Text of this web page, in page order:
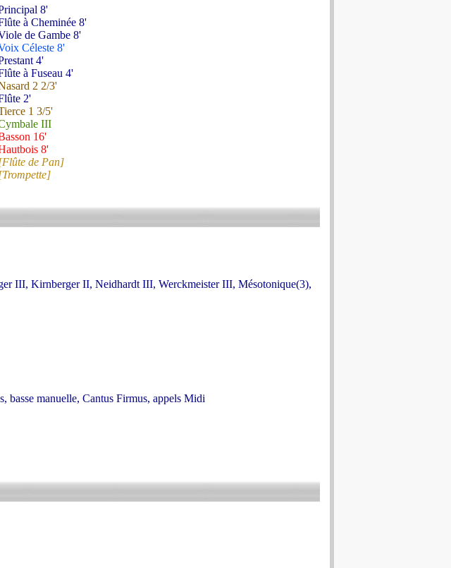
8'
à Cheminée 8'
de Gambe 8'
Céleste 8'
4'
à Fuseau 4'
2 2/3'
2'
1 3/5'
III
16'
8'
de Pan]
III, Kirnberger II, Neidhardt III, Werckmeister III, Mésotonique(3),
basse manuelle, Cantus Firmus, appels Midi